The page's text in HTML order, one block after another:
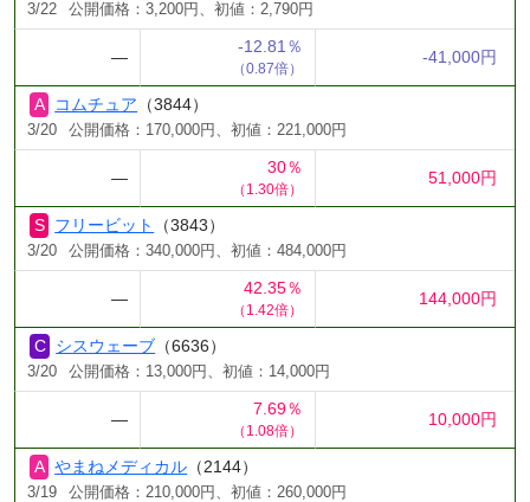
3/22 公開価格：3,200円、初値：2,790円
―
-12.81％
（0.87倍）
-41,000円
コムチュア （3844）
3/20 公開価格：170,000円、初値：221,000円
―
30％
（1.30倍）
51,000円
フリービット （3843）
3/20 公開価格：340,000円、初値：484,000円
―
42.35％
（1.42倍）
144,000円
シスウェーブ （6636）
3/20 公開価格：13,000円、初値：14,000円
―
7.69％
（1.08倍）
10,000円
やまねメディカル （2144）
3/19 公開価格：210,000円、初値：260,000円